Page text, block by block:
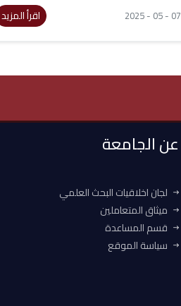
07 - 05 - 2025 اقرأ المزيد
عن الجامعة
لجان اخلاقيات البحث العلمي
ميثاق المتعاملين
قسم المساعدة
سياسة الموقع